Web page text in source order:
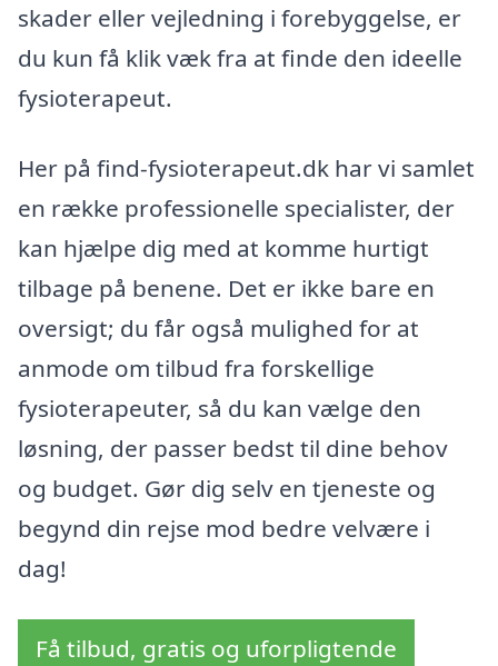
skader eller vejledning i forebyggelse, er
du kun få klik væk fra at finde den ideelle
fysioterapeut.
Her på find-fysioterapeut.dk har vi samlet
en række professionelle specialister, der
kan hjælpe dig med at komme hurtigt
tilbage på benene. Det er ikke bare en
oversigt; du får også mulighed for at
anmode om tilbud fra forskellige
fysioterapeuter, så du kan vælge den
løsning, der passer bedst til dine behov
og budget. Gør dig selv en tjeneste og
begynd din rejse mod bedre velvære i
dag!
Få tilbud, gratis og uforpligtende